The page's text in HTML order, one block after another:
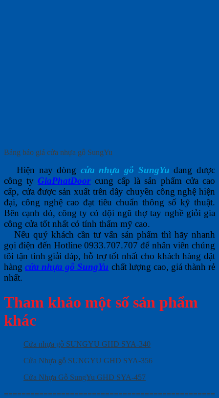
Bảng báo giá cửa nhựa gỗ SungYu
Hiện nay dòng cửa nhựa gỗ SungYu đang được
công tyGiaPhatDoorcung cấp là sản phẩm cửa cao
cấp, cửa được sản xuất trên dây chuyền công nghệ hiện
đại, công nghệ cao đạt tiêu chuẩn thông số kỹ thuật.
Bên cạnh đó, công ty có đội ngũ thợ tay nghề giỏi gia
công cửa tốt nhất có tính thẩm mỹ cao.
Nếu quý khách cần tư vấn sản phẩm thì hãy nhanh
gọi điện đến Hotline 0933.707.707 để nhân viên chúng
tôi tận tình giải đáp, hỗ trợ tốt nhất cho khách hàng đặt
hàngcửa nhựa gỗ SungYu chất lượng cao, giá thành rẻ
nhất.
Tham khảo một số sản phẩm
khác
Cửa nhựa gỗ SUNGYU GHD SYA-340
Cửa Nhựa gỗ SUNGYU GHD SYA-356
Cửa Nhựa Gỗ SungYu GHD SYA-457
================================================